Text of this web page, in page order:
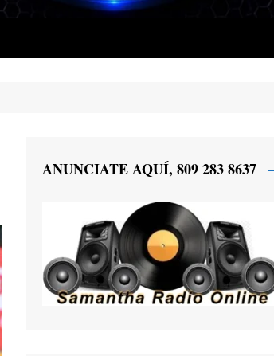
ANUNCIATE AQUÍ, 809 283 8637